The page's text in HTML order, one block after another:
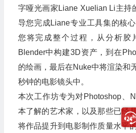
字哑光画家Liane Xuelian Li主持
导您完成Liane专业工具集的核心
您将完成整个过程，从分析胶
Blender中构建3D资产，到在
的绘画，最后在Nuke中将渲染和
秒钟的电影镜头中。
本次工作坊专为对Photoshop、
本了解的艺术家，以及那些已经
将作品提升到电影制作质量水平